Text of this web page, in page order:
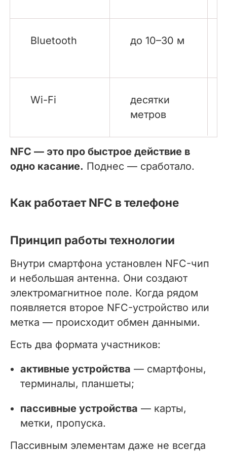
Bluetooth до 10–30 м
Wi-Fi
десятки
метров
NFC — это про быстрое действие в
одно касание. Поднес — сработало.
Как работает NFC в телефоне
Принцип работы технологии
Внутри смартфона установлен NFC-чип
и небольшая антенна. Они создают
электромагнитное поле. Когда рядом
появляется второе NFC-устройство или
метка — происходит обмен данными.
Есть два формата участников:
активные устройства — смартфоны,
терминалы, планшеты;
пассивные устройства — карты,
метки, пропуска.
Пассивным элементам даже не всегда